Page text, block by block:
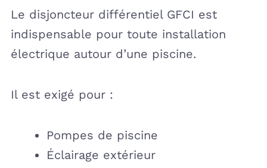
Le disjoncteur différentiel GFCI est
indispensable pour toute installation
électrique autour d’une piscine.
Il est exigé pour :
Pompes de piscine
Éclairage extérieur